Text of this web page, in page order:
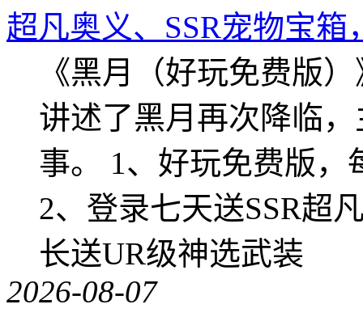
超凡奥义、SSR宠物宝箱
《黑月（好玩免费版
讲述了黑月再次降临
事。 1、好玩免费版，
2、登录七天送SSR超
长送UR级神选武装
2026-08-07